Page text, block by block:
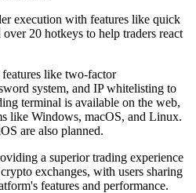
execution with features like quick
20 hotkeys to help traders react
like two-factor
system, and IP whitelisting to
terminal is available on the web,
like Windows, macOS, and Linux.
are also planned.
a superior trading experience
exchanges, with users sharing
features and performance.